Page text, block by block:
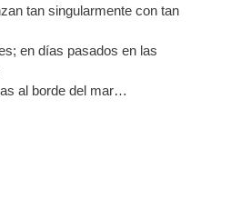
tan singularmente con tan
en días pasados en las
al borde del mar…